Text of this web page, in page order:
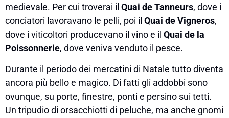
medievale. Per cui troverai il Quai de Tanneurs, dove i
conciatori lavoravano le pelli, poi il Quai de Vigneros,
dove i viticoltori producevano il vino e il Quai de la
Poissonnerie, dove veniva venduto il pesce.
Durante il periodo dei mercatini di Natale tutto diventa
ancora più bello e magico. Di fatti gli addobbi sono
ovunque, su porte, finestre, ponti e persino sui tetti.
Un tripudio di orsacchiotti di peluche, ma anche gnomi